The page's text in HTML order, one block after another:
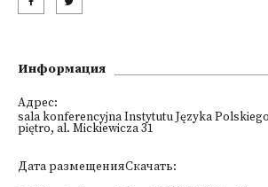
Информация
Адрес:
sala konferencyjna Instytutu Języka
piętro, al. Mickiewicza 31
Дата размещенияСкачать: